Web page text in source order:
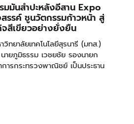
มันสำปะหลังอีสาน Expo
รรค์ ชูนวัตกรรมก้าวหน้า สู่
สีเขียวอย่างยั่งยืน
ยาลัยเทคโนโลยีสุรนารี (มทส.)
ายภูมิธรรม เวชยชัย รองนายก
ารกระทรวงพาณิชย์ เป็นประธาน